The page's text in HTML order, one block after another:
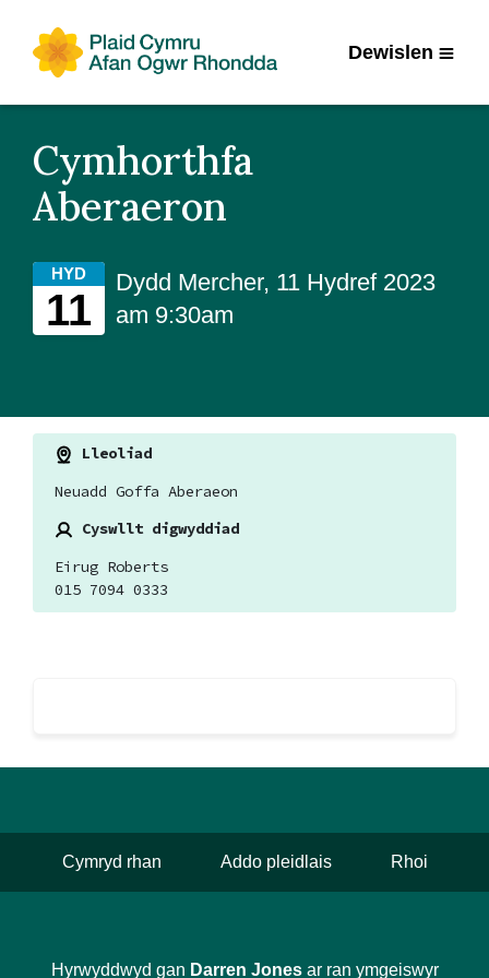
Dewislen
Cymhorthfa
Aberaeron
HYD
11
Dydd Mercher, 11 Hydref 2023
am 9:30am
Lleoliad
Neuadd Goffa Aberaeon
Cyswllt digwyddiad
Eirug Roberts
015 7094 0333
Cymryd rhan Addo pleidlais Rhoi
Hyrwyddwyd gan Darren Jonesar ran ymgeiswyr